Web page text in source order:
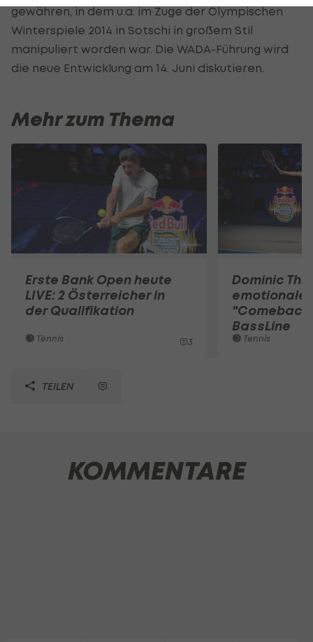
gewähren, in dem u.a. im Zuge der Olympischen
Winterspiele 2014 in Sotschi in großem Stil
manipuliert worden war. Die WADA-Führung wird
die neue Entwicklung am 14. Juni diskutieren.
Mehr zum Thema
Erste Bank Open heute
LIVE: 2 Österreicher in
der Qualifikation
Tennis 3
Dominic
BassLine
Tennis
TEILEN
KOMMENTARE